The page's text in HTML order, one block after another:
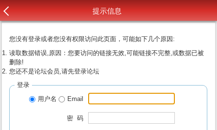
提示信息
您没有登录或者您没有权限访问此页面，可能如下几个原因:
读取数据错误,原因：您要访问的链接无效,可能链接不完整,或数据已被
删除!
您还不是论坛会员,请先登录论坛
登录
用户名
Email
密 码